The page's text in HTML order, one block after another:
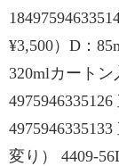
¥3,500）D：
320mlカートン
変り） 4409-